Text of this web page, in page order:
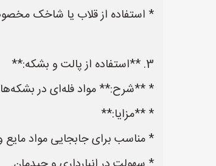
* استفاده از قلاب یا شاخک
3. **استفاده از پالت و بشکه:**
* **شرح:** مواد فله‌ای در
* **مزایا:**
* مناسب برای جابجایی مواد مایع